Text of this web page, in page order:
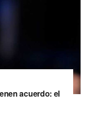
acuerdo: el